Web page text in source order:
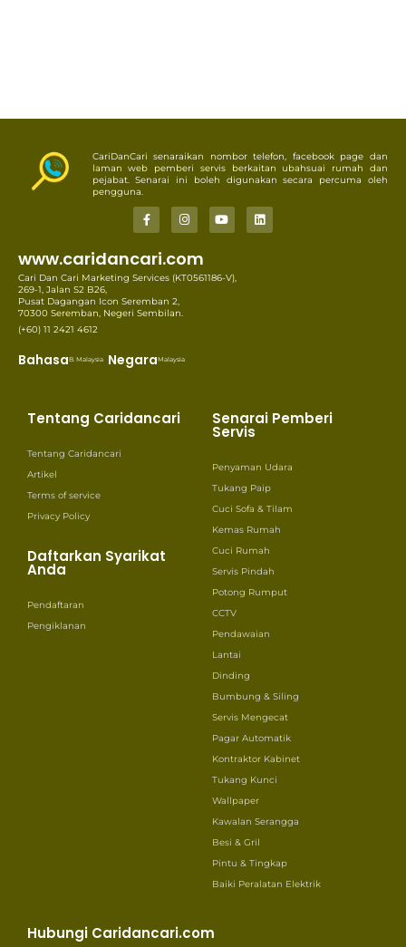
CariDanCari senaraikan nombor telefon, facebook page dan
laman web pemberi servis berkaitan ubahsuai rumah dan
pejabat. Senarai ini boleh digunakan secara percuma oleh
pengguna.
www.caridancari.com
Cari Dan Cari Marketing Services (KT0561186-V),
269-1, Jalan S2 B26,
Pusat Dagangan Icon Seremban 2,
70300 Seremban, Negeri Sembilan.
(+60) 11 2421 4612
BahasaB. Malaysia NegaraMalaysia
Tentang Caridancari
Tentang Caridancari
Artikel
Terms of service
Privacy Policy
Daftarkan Syarikat
Anda
Pendaftaran
Pengiklanan
Senarai Pemberi
Servis
Penyaman Udara
Tukang Paip
Cuci Sofa & Tilam
Kemas Rumah
Cuci Rumah
Servis Pindah
Potong Rumput
CCTV
Pendawaian
Lantai
Dinding
Bumbung & Siling
Servis Mengecat
Pagar Automatik
Kontraktor Kabinet
Tukang Kunci
Wallpaper
Kawalan Serangga
Besi & Gril
Pintu & Tingkap
Baiki Peralatan Elektrik
Hubungi Caridancari.com